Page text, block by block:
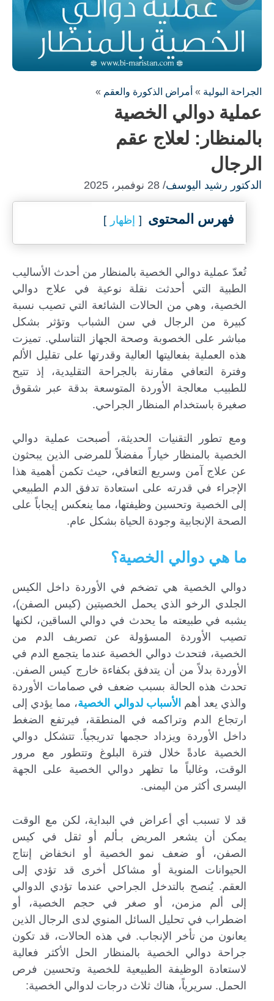
الجراحة البولية » أمراض الذكورة والعقم »
عملية دوالي الخصية
بالمنظار: لعلاج عقم
الرجال
الدكتور رشيد اليوسف/ 28 نوفمبر، 2025
فهرس المحتوى إظهار
تُعدّ عملية دوالي الخصية بالمنظار من أحدث الأساليب
الطبية التي أحدثت نقلة نوعية في علاج دوالي
الخصية، وهي من الحالات الشائعة التي تصيب نسبة
كبيرة من الرجال في سن الشباب وتؤثر بشكل
مباشر على الخصوبة وصحة الجهاز التناسلي. تميزت
هذه العملية بفعاليتها العالية وقدرتها على تقليل الألم
وفترة التعافي مقارنة بالجراحة التقليدية، إذ تتيح
للطبيب معالجة الأوردة المتوسعة بدقة عبر شقوق
صغيرة باستخدام المنظار الجراحي.
ومع تطور التقنيات الحديثة، أصبحت عملية دوالي
الخصية بالمنظار خياراً مفضلاً للمرضى الذين يبحثون
عن علاج آمن وسريع التعافي، حيث تكمن أهمية هذا
الإجراء في قدرته على استعادة تدفق الدم الطبيعي
إلى الخصية وتحسين وظيفتها، مما ينعكس إيجاباً على
الصحة الإنجابية وجودة الحياة بشكل عام.
ما هي دوالي الخصية؟
دوالي الخصية هي تضخم في الأوردة داخل الكيس
الجلدي الرخو الذي يحمل الخصيتين (كيس الصفن)،
يشبه في طبيعته ما يحدث في دوالي الساقين، لكنها
تصيب الأوردة المسؤولة عن تصريف الدم من
الخصية، فتحدث دوالي الخصية عندما يتجمع الدم في
الأوردة بدلاً من أن يتدفق بكفاءة خارج كيس الصفن.
تحدث هذه الحالة بسبب ضعف في صمامات الأوردة
والذي يعد أهم الأسباب لدوالي الخصية، مما يؤدي إلى
ارتجاع الدم وتراكمه في المنطقة، فيرتفع الضغط
داخل الأوردة ويزداد حجمها تدريجياً. تتشكل دوالي
الخصية عادةً خلال فترة البلوغ وتتطور مع مرور
الوقت، وغالباً ما تظهر دوالي الخصية على الجهة
اليسرى أكثر من اليمنى.
قد لا تسبب أي أعراض في البداية، لكن مع الوقت
يمكن أن يشعر المريض بـألم أو ثقل في كيس
الصفن، أو ضعف نمو الخصية أو انخفاض إنتاج
الحيوانات المنوية أو مشاكل أخرى قد تؤدي إلى
العقم. يُنصح بالتدخل الجراحي عندما تؤدي الدوالي
إلى ألم مزمن، أو صغر في حجم الخصية، أو
اضطراب في تحليل السائل المنوي لدى الرجال الذين
يعانون من تأخر الإنجاب. في هذه الحالات، قد تكون
جراحة دوالي الخصية بالمنظار الحل الأكثر فعالية
لاستعادة الوظيفة الطبيعية للخصية وتحسين فرص
الحمل. سريرياً، هناك ثلاث درجات لدوالي الخصية:
لاستشارة مجانية !
معك في أسرع وقت ممكن
إرسال...